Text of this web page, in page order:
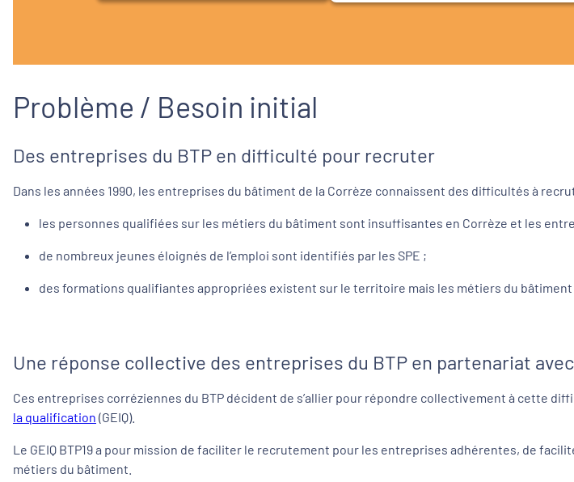
Problème / Besoin initial
Des entreprises du BTP en difficulté pour recruter
Dans les années 1990, les entreprises du bâtiment de la Corrèze connaissent des difficultés à
les personnes qualifiées sur les métiers du bâtiment sont insuffisantes en Corrèze et les
de nombreux jeunes éloignés de l’emploi sont identifiés par les SPE ;
des formations qualifiantes appropriées existent sur le territoire mais les métiers du bâtiment
Une réponse collective des entreprises du BTP en partenariat
Ces entreprises corréziennes du BTP décident de s’allier pour répondre collectivement à cette
la qualification (GEIQ).
Le GEIQ BTP19 a pour mission de faciliter le recrutement pour les entreprises adhérentes, de
métiers du bâtiment.